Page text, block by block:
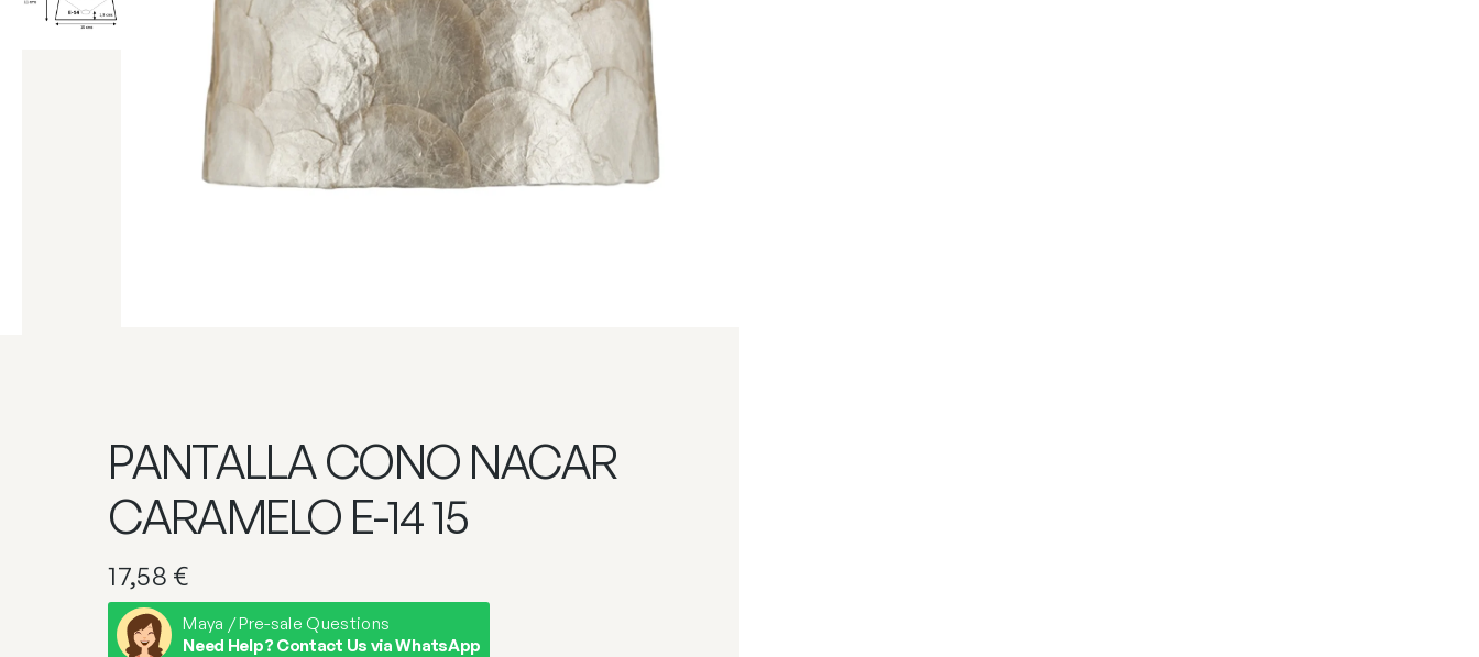
PANTALLA CONO NACAR
CARAMELO E-14 15
17,58 €
Maya / Pre-sale Questions
Need Help? Contact Us via WhatsApp